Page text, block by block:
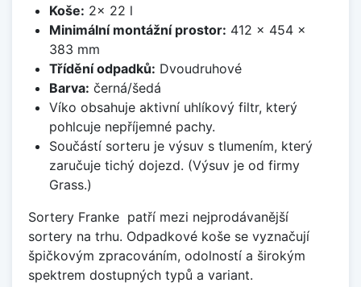
Koše: 2x 22 l
Minimální montážní prostor: 412 x 454 x
383 mm
Třídění odpadků: Dvoudruhové
Barva: černá/šedá
Víko obsahuje aktivní uhlíkový filtr, který
pohlcuje nepříjemné pachy.
Součástí sorteru je výsuv s tlumením, který
zaručuje tichý dojezd. (Výsuv je od firmy
Grass.)
Sortery Franke patří mezi nejprodávanější
sortery na trhu. Odpadkové koše se vyznačují
špičkovým zpracováním, odolností a širokým
spektrem dostupných typů a variant.